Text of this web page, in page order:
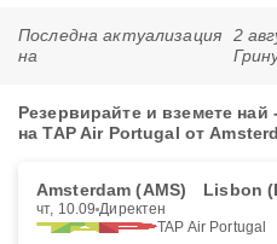
Последна актуализация
на
2
Резервирайте и вземете
на TAP Air Portugal от
Amsterdam (AMS) Lisbon
чт, 10.09 Директен
TAP Air Portugal